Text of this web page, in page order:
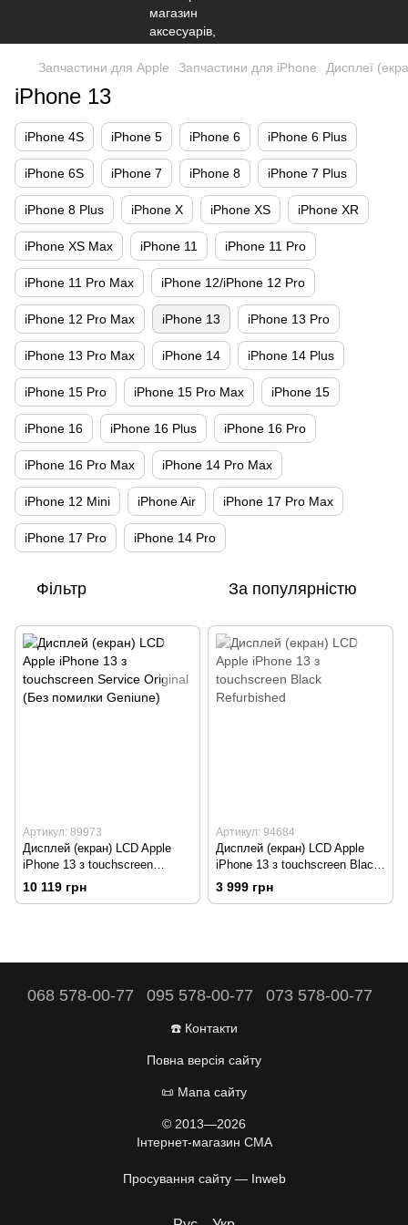
Запчастини для Apple Запчастини для iPhone Дисплеї
iPhone 13
iPhone 4S iPhone 5 iPhone 6 iPhone 6 Plus
iPhone 6S iPhone 7 iPhone 8 iPhone 7 Plus
iPhone 8 Plus iPhone X iPhone XS iPhone XR
iPhone XS Max iPhone 11 iPhone 11 Pro
iPhone 11 Pro Max iPhone 12/iPhone 12 Pro
iPhone 12 Pro Max iPhone 13 iPhone 13 Pro
iPhone 13 Pro Max iPhone 14 iPhone 14 Plus
iPhone 15 Pro iPhone 15 Pro Max iPhone 15
iPhone 16 iPhone 16 Plus iPhone 16 Pro
iPhone 16 Pro Max iPhone 14 Pro Max
iPhone 12 Mini iPhone Air iPhone 17 Pro Max
iPhone 17 Pro iPhone 14 Pro
Фільтр За популярністю
Артикул: 89973
Дисплей (екран) LCD Apple
iPhone 13 з touchscreen
Service Original (Без помилки
10 119 грн
Артикул: 94684
Дисплей (екран) LCD Apple
iPhone 13 з touchscreen Black
Refurbished
3 999 грн
068 578-00-77 095 578-00-77 073 578-00-77
☎️ Контакти
Повна версія сайту
📜 Мапа сайту
© 2013—2026
Інтернет-магазин CMA
Просування сайту — Inweb